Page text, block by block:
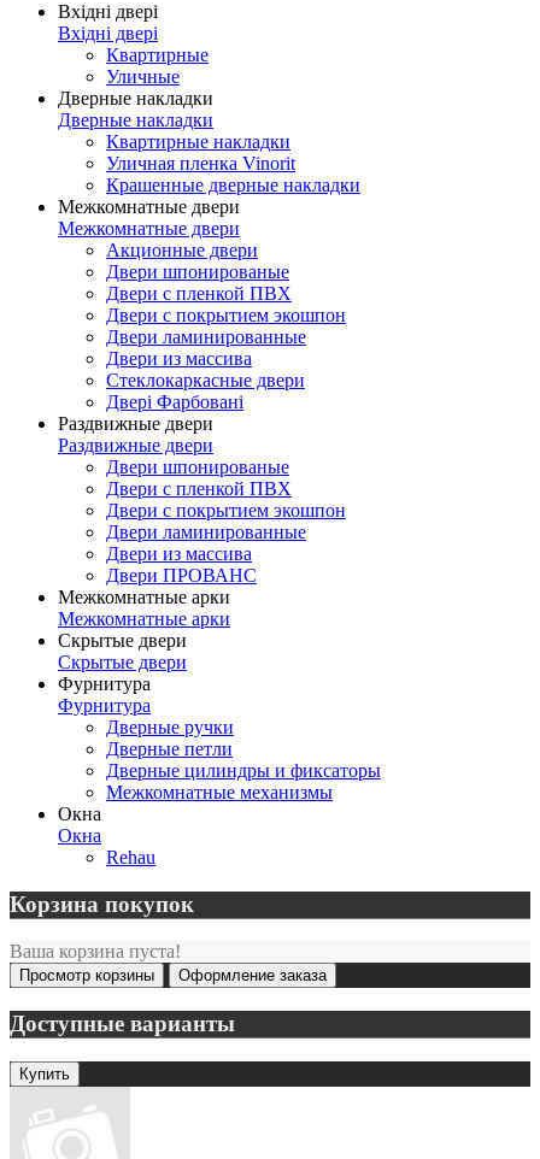
Вхідні двері
Вхідні двері
Квартирные
Уличные
Дверные накладки
Дверные накладки
Квартирные накладки
Уличная пленка Vinorit
Крашенные дверные накладки
Межкомнатные двери
Межкомнатные двери
Акционные двери
Двери шпонированые
Двери с пленкой ПВХ
Двери с покрытием экошпон
Двери ламинированные
Двери из массива
Стеклокаркасные двери
Двері Фарбовані
Раздвижные двери
Раздвижные двери
Двери шпонированые
Двери с пленкой ПВХ
Двери с покрытием экошпон
Двери ламинированные
Двери из массива
Двери ПРОВАНС
Межкомнатные арки
Межкомнатные арки
Скрытые двери
Скрытые двери
Фурнитура
Фурнитура
Дверные ручки
Дверные петли
Дверные цилиндры и фиксаторы
Межкомнатные механизмы
Окна
Окна
Rehau
Корзина покупок
Ваша корзина пуста!
Просмотр корзины Оформление заказа
Доступные варианты